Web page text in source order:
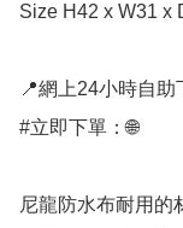
Size H42 x W31 x
📍網上24小時自助
#立即下單：🌐
尼龍防水布耐用的